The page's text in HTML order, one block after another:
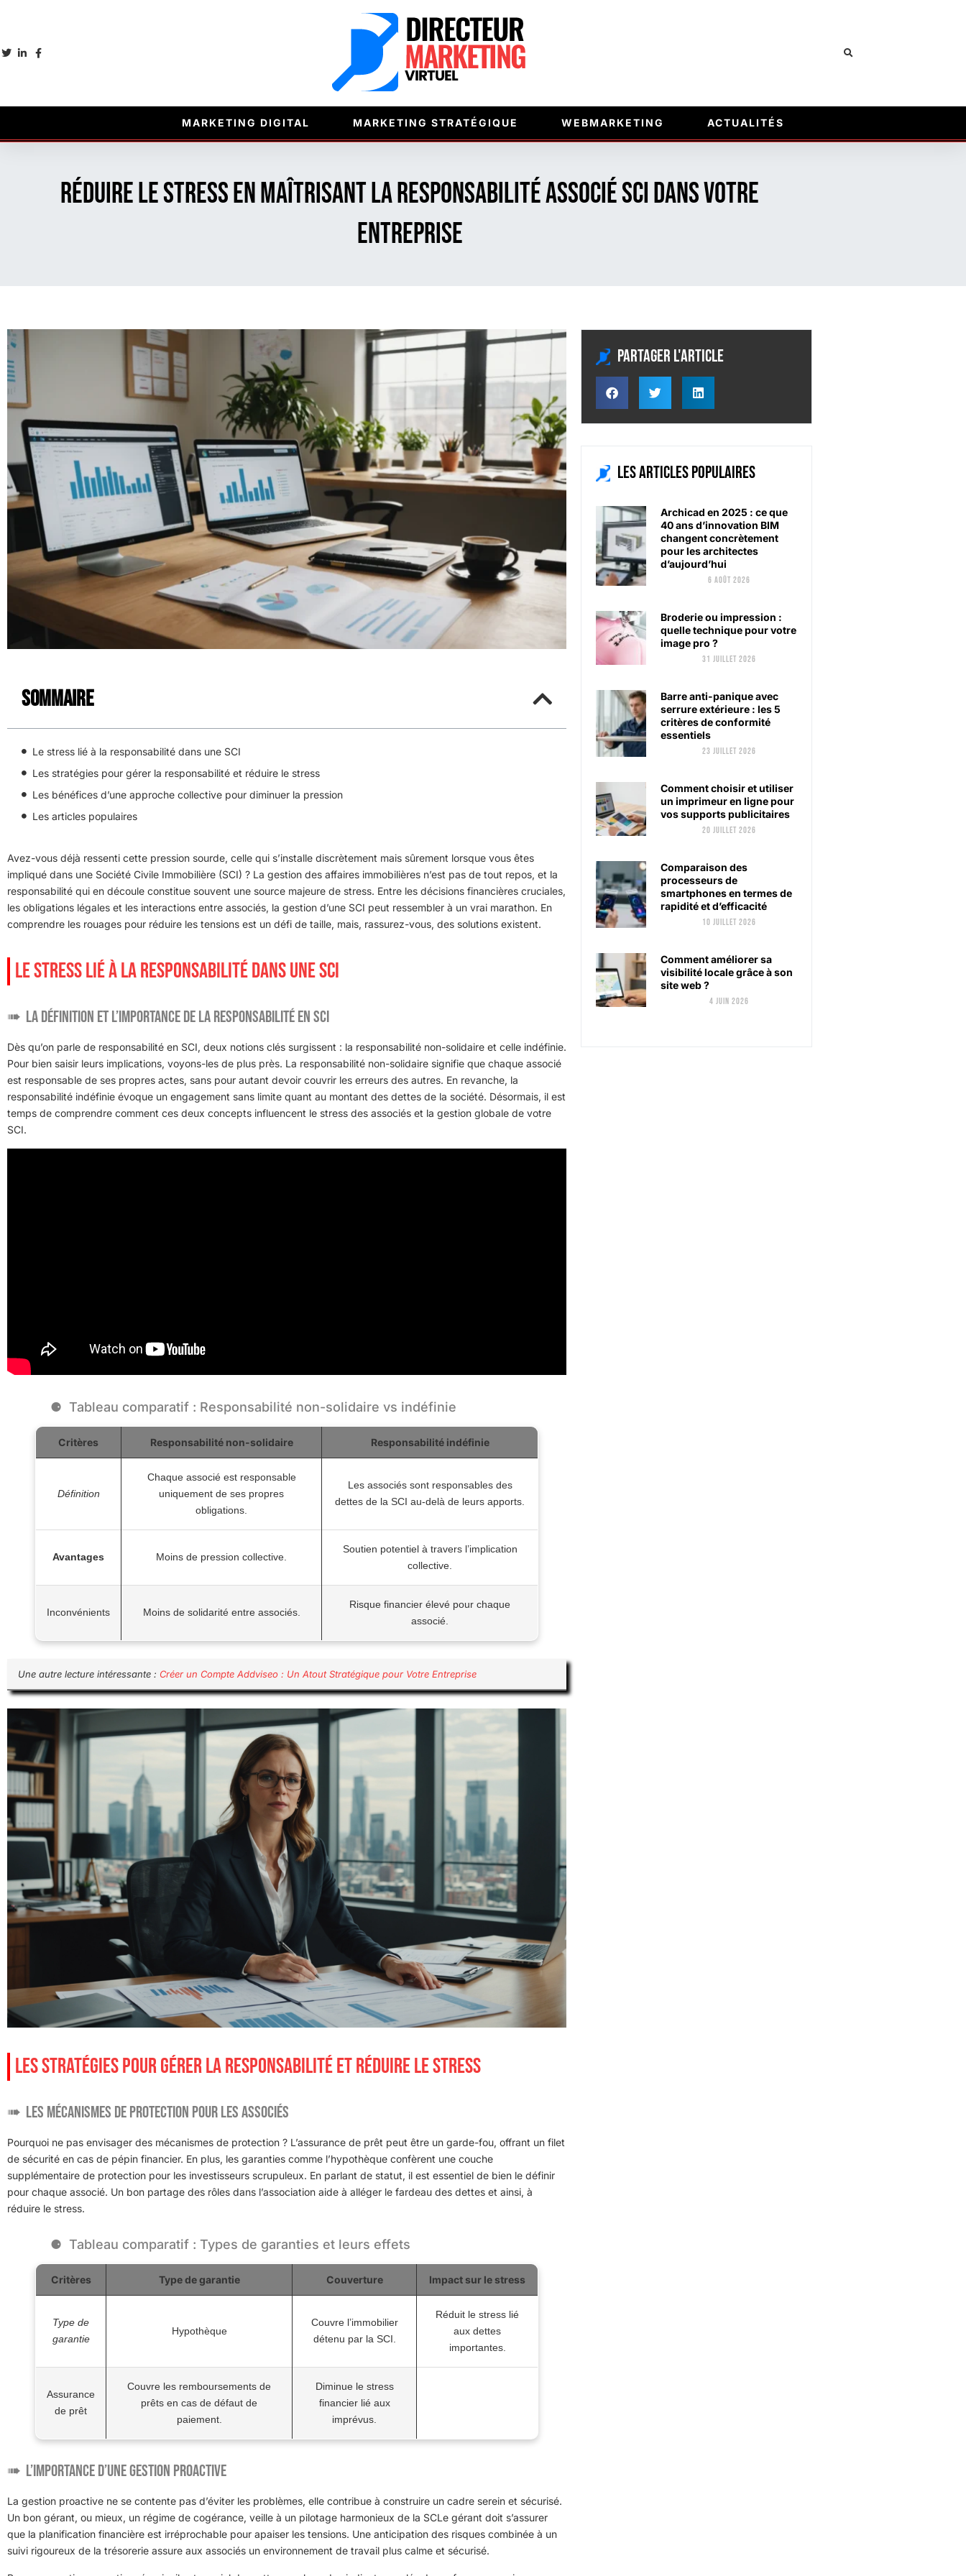
MARKETING DIGITAL MARKETING STRATÉGIQUE WEBMARKETING ACTUALITÉS
Réduire le stress en maîtrisant la responsabilité associé sci dans votre
entreprise
Sommaire
Le stress lié à la responsabilité dans une SCI
Les stratégies pour gérer la responsabilité et réduire le stress
Les bénéfices d’une approche collective pour diminuer la pression
Les articles populaires
Avez-vous déjà ressenti cette pression sourde, celle qui s’installe discrètement mais sûrement lorsque vous êtes
impliqué dans une Société Civile Immobilière (SCI) ? La gestion des affaires immobilières n’est pas de tout repos, et la
responsabilité qui en découle constitue souvent une source majeure de stress. Entre les décisions financières cruciales,
les obligations légales et les interactions entre associés, la gestion d’une SCI peut ressembler à un vrai marathon. En
comprendre les rouages pour réduire les tensions est un défi de taille, mais, rassurez-vous, des solutions existent.
LE STRESS LIÉ À LA RESPONSABILITÉ DANS UNE SCI
La définition et l’importance de la responsabilité en SCI
Dès qu’on parle de responsabilité en SCI, deux notions clés surgissent : la responsabilité non-solidaire et celle indéfinie.
Pour bien saisir leurs implications, voyons-les de plus près. La responsabilité non-solidaire signifie que chaque associé
est responsable de ses propres actes, sans pour autant devoir couvrir les erreurs des autres. En revanche, la
responsabilité indéfinie évoque un engagement sans limite quant au montant des dettes de la société. Désormais, il est
temps de comprendre comment ces deux concepts influencent le stress des associés et la gestion globale de votre
SCI.
Tableau comparatif : Responsabilité non-solidaire vs indéfinie
Critères Responsabilité non-solidaire Responsabilité indéfinie
Définition
Chaque associé est responsable
uniquement de ses propres
obligations.
Les associés sont responsables des
dettes de la SCI au-delà de leurs apports.
Avantages Moins de pression collective.
Soutien potentiel à travers l’implication
collective.
Inconvénients Moins de solidarité entre associés.
Risque financier élevé pour chaque
associé.
Une autre lecture intéressante : Créer un Compte Addviseo : Un Atout Stratégique pour Votre Entreprise
LES STRATÉGIES POUR GÉRER LA RESPONSABILITÉ ET RÉDUIRE LE STRESS
Les mécanismes de protection pour les associés
Pourquoi ne pas envisager des mécanismes de protection ? L’assurance de prêt peut être un garde-fou, offrant un filet
de sécurité en cas de pépin financier. En plus, les garanties comme l’hypothèque confèrent une couche
supplémentaire de protection pour les investisseurs scrupuleux. En parlant de statut, il est essentiel de bien le définir
pour chaque associé. Un bon partage des rôles dans l’association aide à alléger le fardeau des dettes et ainsi, à
réduire le stress.
Tableau comparatif : Types de garanties et leurs effets
Critères Type de garantie Couverture Impact sur le stress
Type de
garantie
Hypothèque
Couvre l’immobilier
détenu par la SCI.
Réduit le stress lié
aux dettes
importantes.
Assurance
de prêt
Couvre les remboursements de
prêts en cas de défaut de
paiement.
Diminue le stress
financier lié aux
imprévus.
L’importance d’une gestion proactive
La gestion proactive ne se contente pas d’éviter les problèmes, elle contribue à construire un cadre serein et sécurisé.
Un bon gérant, ou mieux, un régime de cogérance, veille à un pilotage harmonieux de la SCLe gérant doit s’assurer
que la planification financière est irréprochable pour apaiser les tensions. Une anticipation des risques combinée à un
suivi rigoureux de la trésorerie assure aux associés un environnement de travail plus calme et sécurisé.
Partager l'article
Les articles populaires
Archicad en 2025 : ce que
40 ans d’innovation BIM
changent concrètement
pour les architectes
d’aujourd’hui
6 août 2026
Broderie ou impression :
quelle technique pour votre
image pro ?
31 juillet 2026
Barre anti-panique avec
serrure extérieure : les 5
critères de conformité
essentiels
23 juillet 2026
Comment choisir et utiliser
un imprimeur en ligne pour
vos supports publicitaires
20 juillet 2026
Comparaison des
processeurs de
smartphones en termes de
rapidité et d’efficacité
10 juillet 2026
Comment améliorer sa
visibilité locale grâce à son
site web ?
4 juin 2026